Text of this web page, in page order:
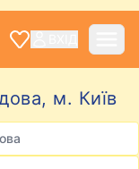
м. Київ